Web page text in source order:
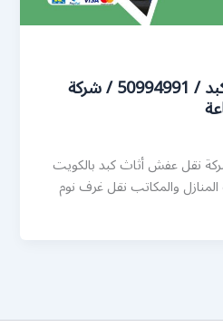
رقم نقل عفش هندي كبد / 50994991 / شركة
نقل عفش أثاث كبد بالكويت
والمكاتب نقل غرف نوم